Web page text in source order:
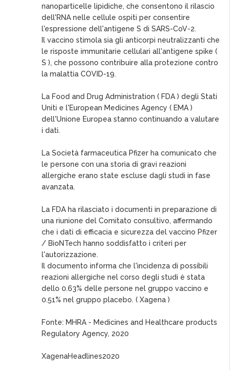
nanoparticelle lipidiche, che consentono il rilascio
dell'RNA nelle cellule ospiti per consentire
l'espressione dell'antigene S di SARS-CoV-2.
Il vaccino stimola sia gli anticorpi neutralizzanti che
le risposte immunitarie cellulari all'antigene spike (
S ), che possono contribuire alla protezione contro
la malattia COVID-19.
La Food and Drug Administration ( FDA ) degli Stati
Uniti e l'European Medicines Agency ( EMA )
dell'Unione Europea stanno continuando a valutare
i dati.
La Società farmaceutica Pfizer ha comunicato che
le persone con una storia di gravi reazioni
allergiche erano state escluse dagli studi in fase
avanzata.
La FDA ha rilasciato i documenti in preparazione di
una riunione del Comitato consultivo, affermando
che i dati di efficacia e sicurezza del vaccino Pfizer
/ BioNTech hanno soddisfatto i criteri per
l'autorizzazione.
Il documento informa che l'incidenza di possibili
reazioni allergiche nel corso degli studi è stata
dello 0.63% delle persone nel gruppo vaccino e
0.51% nel gruppo placebo. ( Xagena )
Fonte: MHRA - Medicines and Healthcare products
Regulatory Agency, 2020
XagenaHeadlines2020